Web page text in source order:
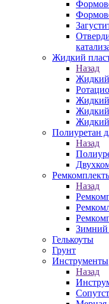
Жидкий
Назад
Жидкий
Жидкий
Жидкий
Жидкий
Полиуретан
Назад
Назад
Зимний
Гелькоуты
Грунт
Инструменты
Назад